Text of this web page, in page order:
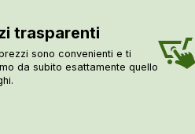
trasparenti
sono convenienti e ti
da subito esattamente quello